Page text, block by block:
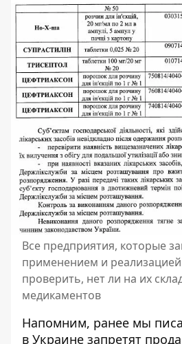
Все предприятия, которые
применением и
проверить, нет ли на их
медикаментов
Напомним, ранее мы
в Украине запретят